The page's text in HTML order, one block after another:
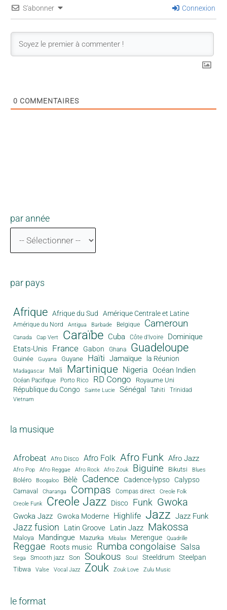
S'abonner Connexion
0 COMMENTAIRES
par année
par pays
Afrique Afrique du Sud Amérique Centrale et Latine
Amérique du Nord Antigua Barbade Belgique Cameroun
Canada Cap Vert Caraïbe Cuba Côte d'Ivoire
Dominique
Etats-Unis
France Gabon Ghana Guadeloupe
Guinée Guyana Guyane Haïti Jamaïque la Réunion
Madagascar Mali Martinique Nigeria Océan Indien
Océan Pacifique Porto Rico RD Congo Royaume Uni
République du Congo Sainte Lucie Sénégal Tahiti Trinidad
Vietnam
la musique
Afrobeat Afro Disco Afro Folk Afro Funk Afro Jazz
Afro Pop Afro Reggae Afro Rock Afro Zouk Biguine Bikutsi Blues
Boléro Boogaloo Bèlè Cadence Cadence-lypso Calypso
Carnaval Charanga Compas Compas direct
Creole Folk
Creole Funk
Creole Jazz Disco Funk Gwoka
Gwoka Jazz Gwoka Moderne Highlife Jazz Jazz Funk
Jazz fusion Latin Groove Latin Jazz Makossa
Maloya Mandingue Mazurka Mbalax Merengue Quadrille
Reggae Roots music Rumba congolaise Salsa
Sega Smooth jazz Son Soukous Soul Steeldrum Steelpan
Tibwa Valse Vocal Jazz Zouk Zouk Love Zulu Music
le format